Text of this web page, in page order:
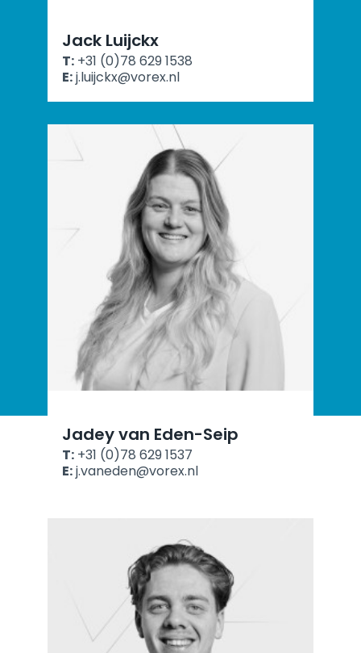
Jack Luijckx
T: +31 (0)78 629 1538
E:j.luijckx@vorex.nl
Jadey van Eden-Seip
T: +31 (0)78 629 1537
E:j.vaneden@vorex.nl